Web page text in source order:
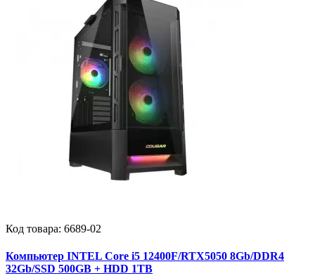
Код товара: 6689-02
Компьютер INTEL Core i5 12400F/RTX5050 8Gb/DDR4
32Gb/SSD 500GB + HDD 1TB